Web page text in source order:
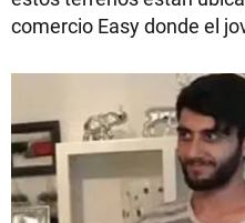
comercio Easy donde el